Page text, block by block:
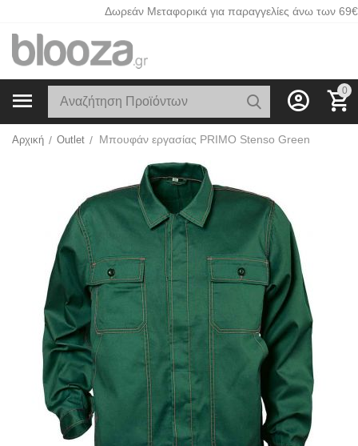
Δωρεάν Μεταφορικά για παραγγελίες άνω των 69€
0
Αρχική / Outlet / Μπουφάν εργασίας PRIMO Stenso Green